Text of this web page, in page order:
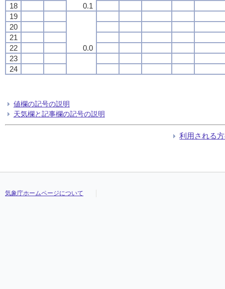
0.1
18
19
0.0
20
21
22
23
24
値欄の記号の説明
天気欄と記事欄の記号の説明
利用される
気象庁ホームページについて